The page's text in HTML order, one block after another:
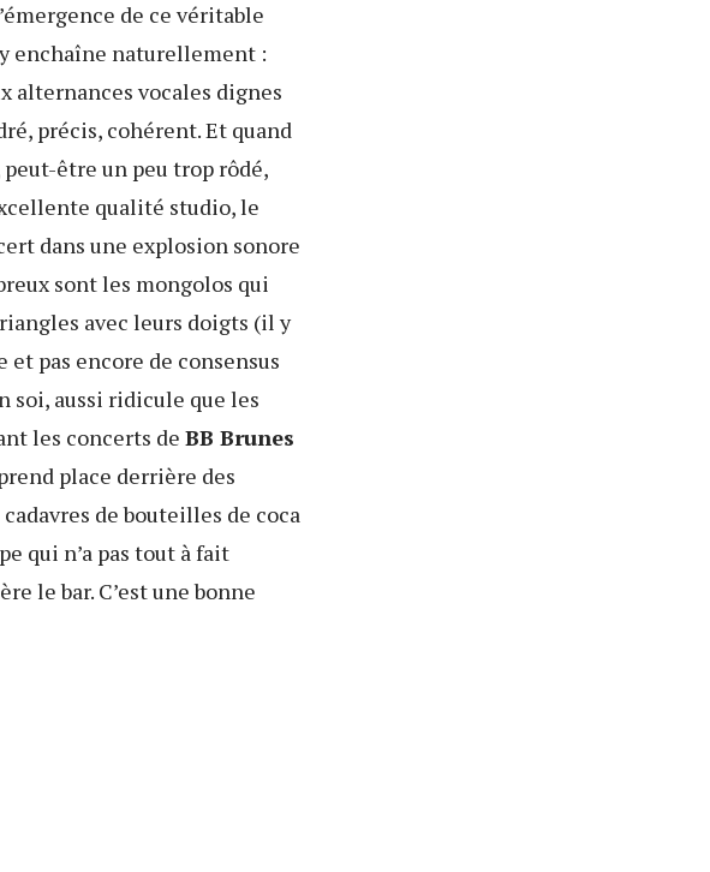
de ce véritable
enchaîne naturellement :
alternances vocales dignes
précis, cohérent. Et quand
être un peu trop rôdé,
qualité studio, le
dans une explosion sonore
sont les mongolos qui
avec leurs doigts (il y
pas encore de consensus
soi, aussi ridicule que les
les concerts de BB Brunes
place derrière des
de bouteilles de coca
qui n’a pas tout à fait
le bar. C’est une bonne